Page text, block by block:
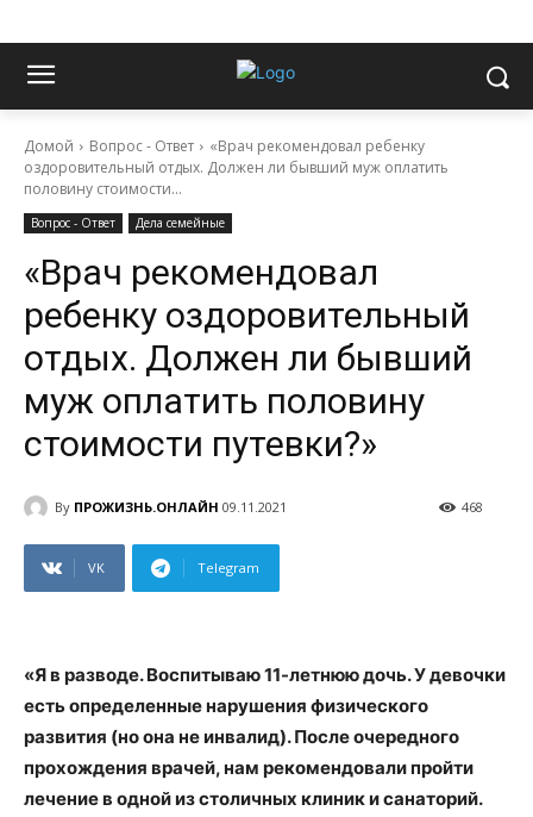
Домой Вопрос - Ответ
«Врач рекомендовал ребенку
оздоровительный отдых. Должен ли бывший муж оплатить
половину стоимости...
Вопрос - Ответ Дела семейные
«Врач рекомендовал
ребенку оздоровительный
отдых. Должен ли бывший
муж оплатить половину
стоимости путевки?»
By ПРОЖИЗНЬ.ОНЛАЙН 09.11.2021 468
VK Telegram
«Я в разводе. Воспитываю 11-летнюю дочь. У девочки
есть определенные нарушения физического
развития (но она не инвалид). После очередного
прохождения врачей, нам рекомендовали пройти
лечение в одной из столичных клиник и санаторий.